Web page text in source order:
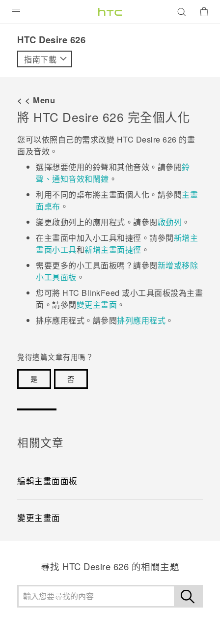
VIVE
配件
優惠專區
焦點訊息
校園專案
企業採購
銷售門市
銷售通路
支援服務
VIVELAND
HTC Desire 626‎
指南下載
< < Menu
將 HTC Desire 626 完全個人化
您可以依照自己的需求改變 HTC Desire 626 的畫
面及音效。
選擇想要使用的鈴聲和其他音效。請參閱鈴
聲、通知音效和鬧鐘 。
利用不同的桌布將主畫面個人化。請參閱主畫
面桌布 。
變更啟動列上的應用程式。請參閱啟動列 。
在主畫面中加入小工具和捷徑。請參閱新增主
畫面小工具和新增主畫面捷徑 。
需要更多的小工具面板嗎？請參閱新增或移除
小工具面板 。
您可將 HTC BlinkFeed 或小工具面板設為主畫
面。請參閱變更主畫面 。
排序應用程式。請參閱排列應用程式 。
覺得這篇文章有用嗎？
是
否
相關文章
編輯主畫面面板
變更主畫面
尋找 HTC Desire 626 的相關主題